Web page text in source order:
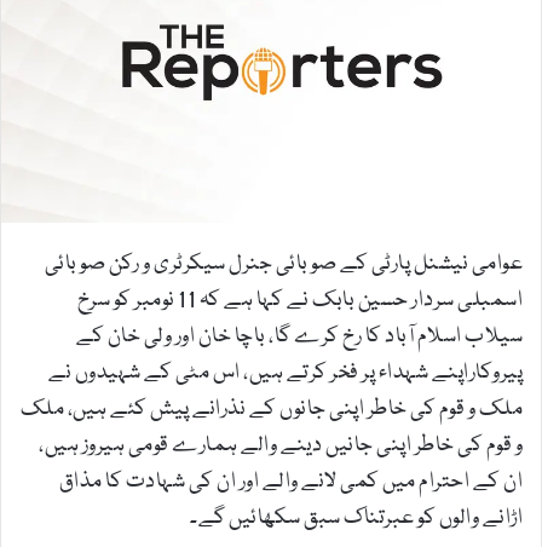
e
m
عوامی نیشنل پارٹی کے صوبائی جنرل سیکرٹری و رکن صوبائی
اسمبلی سردار حسین بابک نے کہا ہے کہ 11 نومبر کو سرخ
سیلاب اسلام آباد کا رخ کرے گا، باچا خان اور ولی خان کے
پیروکاراپنے شہداء پر فخر کرتے ہیں، اس مٹی کے شہیدوں نے
ملک و قوم کی خاطر اپنی جانوں کے نذرانے پیش کئے ہیں، ملک
و قوم کی خاطر اپنی جانیں دینے والے ہمارے قومی ہیروز ہیں،
ان کے احترام میں کمی لانے والے اور ان کی شہادت کا مذاق
اڑانے والوں کو عبرتناک سبق سکھائیں گے۔